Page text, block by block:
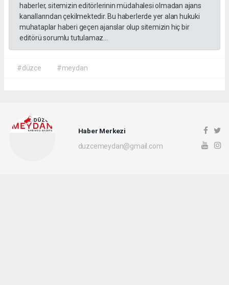
haberler, sitemizin editörlerinin müdahalesi olmadan ajans
kanallarından çekilmektedir. Bu haberlerde yer alan hukuki
muhataplar haberi geçen ajanslar olup sitemizin hiç bir
editörü sorumlu tutulamaz...
#düzce #meydan
Haber Merkezi
duzcemeydan@gmail.com